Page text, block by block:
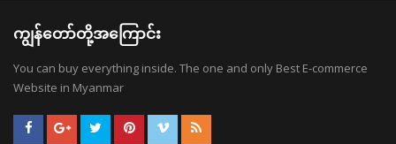
ကျွန်တော်တို့အကြောင်း
You can buy everything inside. The one and only Best E-commerce
Website in Myanmar